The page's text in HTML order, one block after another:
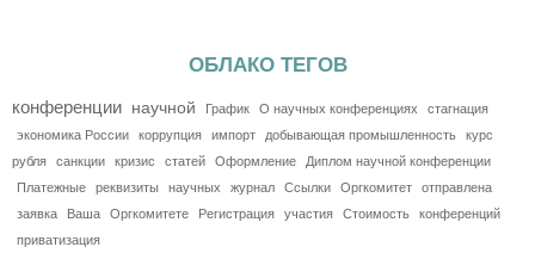
ОБЛАКО ТЕГОВ
конференции научной График О научных конференциях
стагнация
экономика России
коррупция импорт добывающая промышленность
курс
рубля
санкции кризис статей Оформление
Диплом научной конференции
Платежные
реквизиты научных журнал Ссылки Оргкомитет
отправлена
заявка
Ваша Оргкомитете Регистрация участия Стоимость
конференций
приватизация